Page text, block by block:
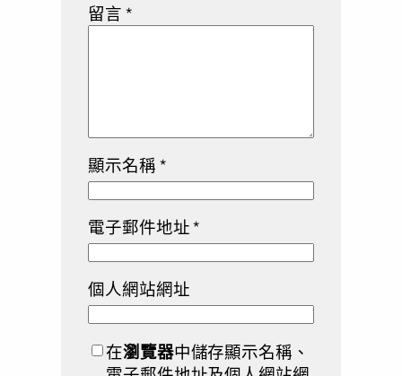
留言*
顯示名稱*
電子郵件地址*
個人網站網址
在瀏覽器中儲存顯示名稱、